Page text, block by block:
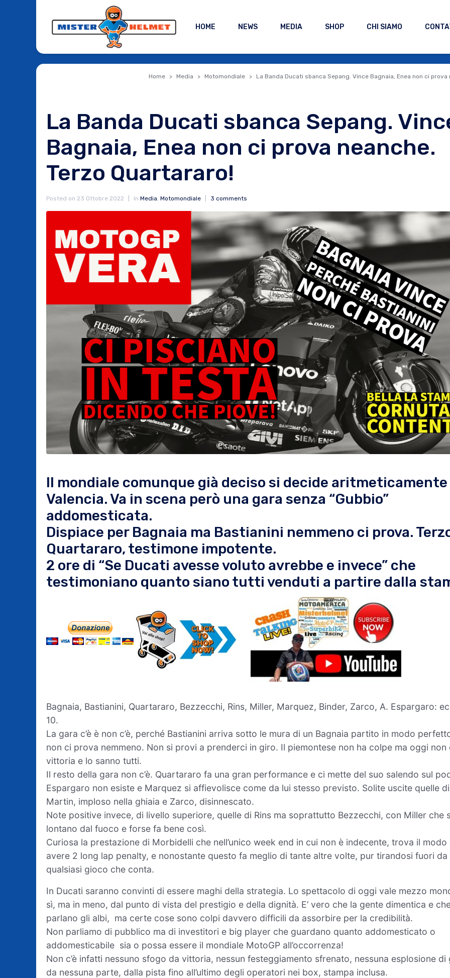
HOME NEWS MEDIA SHOP CHI SIAMO
Home Media Motomondiale La Banda Ducati sbanca Sepang. Vince Bagnaia, Enea non ci
La Banda Ducati sbanca Sepang.
Bagnaia, Enea non ci prova neanche.
Terzo Quartararo!
Posted on 23 Ottobre 2022 In Media, Motomondiale 3 comments
Il mondiale comunque già deciso si decide aritmeticamente
Valencia. Va in scena però una gara senza “Gubbio”
addomesticata.
Dispiace per Bagnaia ma Bastianini nemmeno ci prova.
Quartararo, testimone impotente.
2 ore di “Se Ducati avesse voluto avrebbe e invece” che
testimoniano quanto siano tutti venduti a partire dalla
Bagnaia, Bastianini, Quartararo, Bezzecchi, Rins, Miller, Marquez, Binder, Zarco, A. Espargaro:
10.
La gara c’è è non c’è, perché Bastianini arriva sotto le mura di un Bagnaia partito in modo
non ci prova nemmeno. Non si provi a prenderci in giro. Il piemontese non ha colpe ma oggi non
vittoria e lo sanno tutti.
Il resto della gara non c’è. Quartararo fa una gran performance e ci mette del suo salendo sul
Espargaro non esiste e Marquez si affievolisce come da lui stesso previsto. Solite uscite quelle di
Martin, imploso nella ghiaia e Zarco, disinnescato.
Note positive invece, di livello superiore, quelle di Rins ma soprattutto Bezzecchi, con Miller che
lontano dal fuoco e forse fa bene così.
Curiosa la prestazione di Morbidelli che nell’unico week end in cui non è indecente, trova il modo
avere 2 long lap penalty, e nonostante questo fa meglio di tante altre volte, pur tirandosi fuori da
qualsiasi gioco che conta.
In Ducati saranno convinti di essere maghi della strategia. Lo spettacolo di oggi vale mezzo
sì, ma in meno, dal punto di vista del prestigio e della dignità. E’ vero che la gente dimentica e
parlano gli albi, ma certe cose sono colpi davvero difficili da assorbire per la credibilità.
Non parliamo di pubblico ma di investitori e big player che guardano quanto addomesticato o
addomesticabile sia o possa essere il mondiale MotoGP all’occorrenza!
Non c’è infatti nessuno sfogo da vittoria, nessun festeggiamento sfrenato, nessuna esplosione di
da nessuna parte, dalla pista fino all’ultimo degli operatori nei box, stampa inclusa.